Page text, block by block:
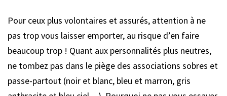
Pour ceux plus volontaires et assurés, attention à ne
pas trop vous laisser emporter, au risque d’en faire
beaucoup trop ! Quant aux personnalités plus neutres,
ne tombez pas dans le piège des associations sobres et
passe-partout (noir et blanc, bleu et marron, gris